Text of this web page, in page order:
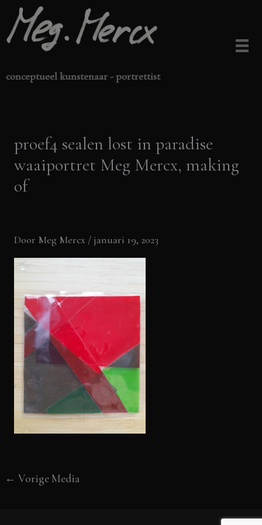
naar
de
conceptueel kunstenaar - portrettist
proef4 sealen lost in paradise
waaiportret Meg Mercx, making
of
Door Meg Mercx / januari 19, 2023
← Vorige Media